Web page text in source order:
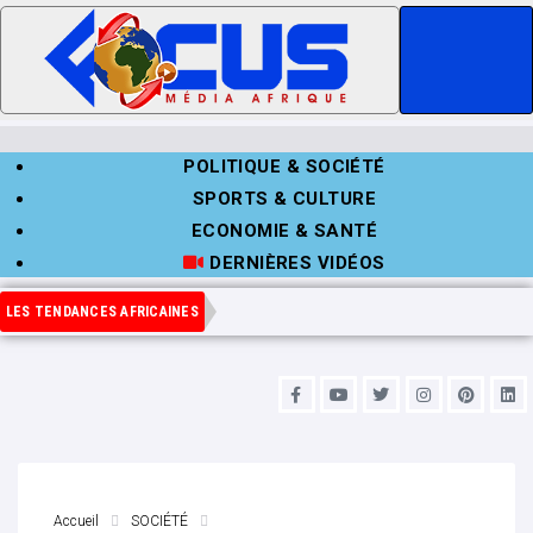
POLITIQUE & SOCIÉTÉ
SPORTS & CULTURE
ECONOMIE & SANTÉ
DERNIÈRES VIDÉOS
LES TENDANCES AFRICAINES
Accueil SOCIÉTÉ